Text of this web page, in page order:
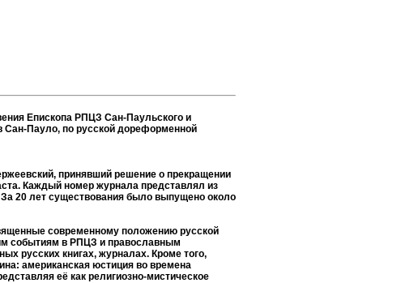
Епископа РПЦЗ Сан-Паульского и
Сан-Пауло, по русской дореформенной
принявший решение о прекращении
Каждый номер журнала представлял из
20 лет существования было выпущено около
современному положению русской
событиям в РПЦЗ и православным
русских книгах, журналах. Кроме того,
американская юстиция во времена
её как религиозно-мистическое